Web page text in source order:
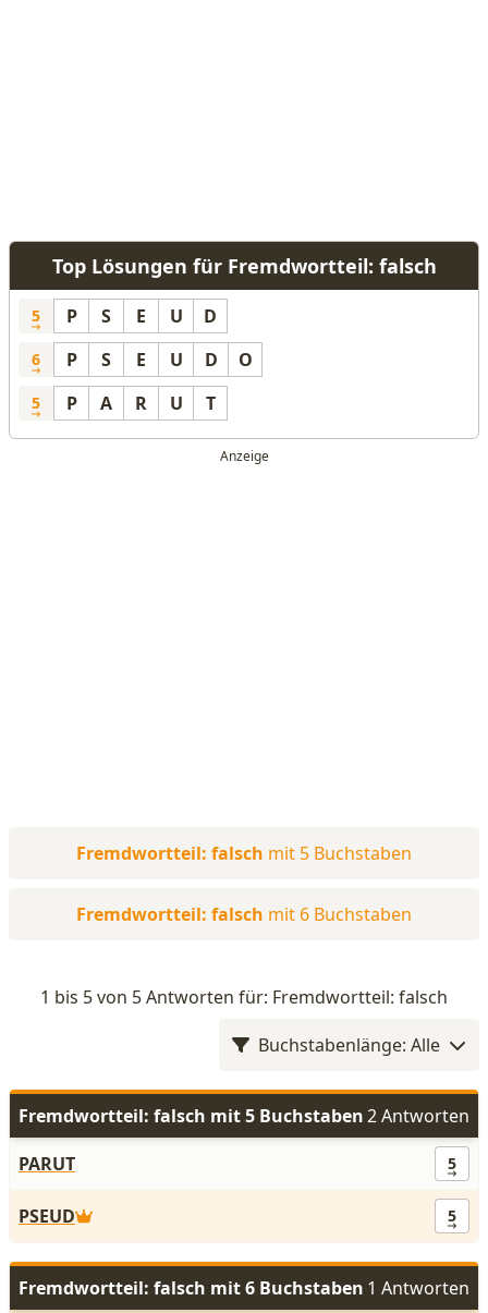
Top Lösungen für Fremdwortteil: falsch
5 P S E U D
6 P S E U D O
5 P A R U T
Fremdwortteil: falsch mit 5 Buchstaben
Fremdwortteil: falsch mit 6 Buchstaben
1 bis 5 von 5 Antworten für: Fremdwortteil: falsch
Buchstabenlänge: Alle
Fremdwortteil: falsch mit 5 Buchstaben2 Antworten
PARUT
5
PSEUD 5
Fremdwortteil: falsch mit 6 Buchstaben 1 Antworten